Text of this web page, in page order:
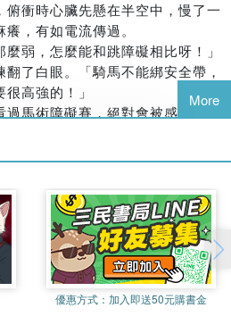
衝時心臟先懸在半空中，慢了一
，有如電流傳過。
麼弱，怎麼能和跳障礙相比呀！」
了白眼。「騎馬不能綁安全帶，
高強的！」
馬術障礙賽，絕對會被感動。當
響音，馬鼻噴一口氣，就像廚房
我現在是個國中生了，見到高大
是另一種感覺了。平常習慣高度一
，一上馬突然被拉高到二百公分的
震盪，會讓視覺記憶像是手持攝影
國小三年級，雖然我記不清楚確切
More
優惠方式： 加入即送50元購書金